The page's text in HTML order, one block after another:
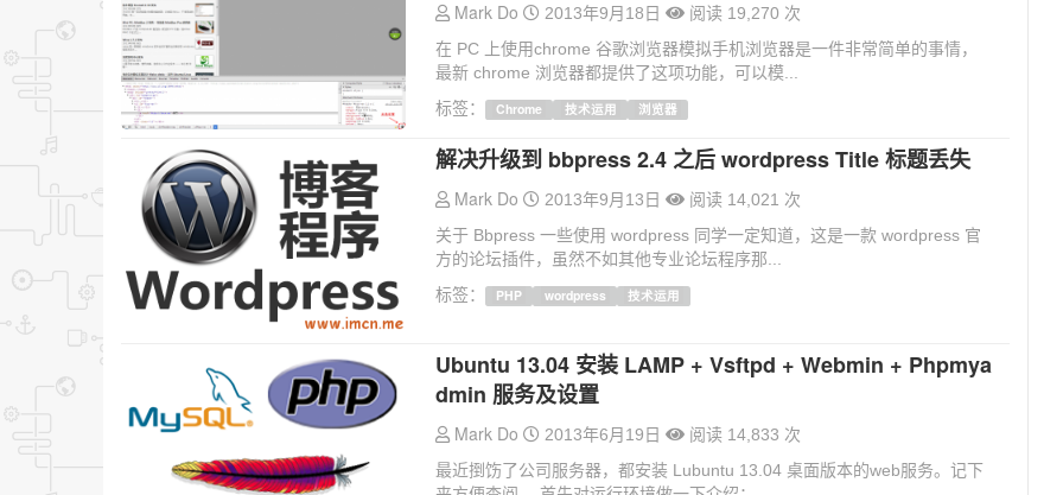
Mark Do 2013年9月18日
阅读 19,270 次
在 PC 上使用chrome 谷歌浏览器模拟手机浏览器是一件非常简单的事情，
最新 chrome 浏览器都提供了这项功能，可以模...
标签：
Chrome 技术运用 浏览器
解决升级到 bbpress 2.4 之后 wordpress Title 标题丢失
Mark Do 2013年9月13日
阅读 14,021 次
关于 Bbpress 一些使用 wordpress 同学一定知道，这是一款 wordpress 官
方的论坛插件，虽然不如其他专业论坛程序那...
标签：
PHP wordpress 技术运用
Ubuntu 13.04 安装 LAMP + Vsftpd + Webmin + Phpmya
dmin 服务及设置
Mark Do 2013年6月19日
阅读 14,833 次
最近捯饬了公司服务器，都安装 Lubuntu 13.04 桌面版本的web服务。记下